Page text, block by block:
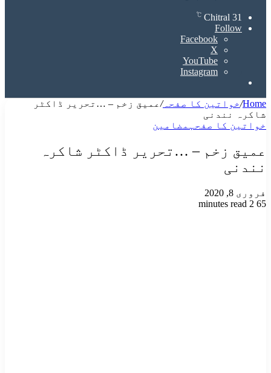
Chitral 31
℃
Follow
Facebook
X
YouTube
Instagram
Home
/خواتین کا صفحہ/ عمیق زخم – …تحریر ڈاکٹر
شاکرہ نندنی
خواتین کا صفحہ مضامین
عمیق زخم – …تحریر ڈاکٹر شاکرہ
نندنی
فروری 8, 2020
65
2 minutes read